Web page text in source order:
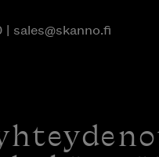
| sales@skanno.fi